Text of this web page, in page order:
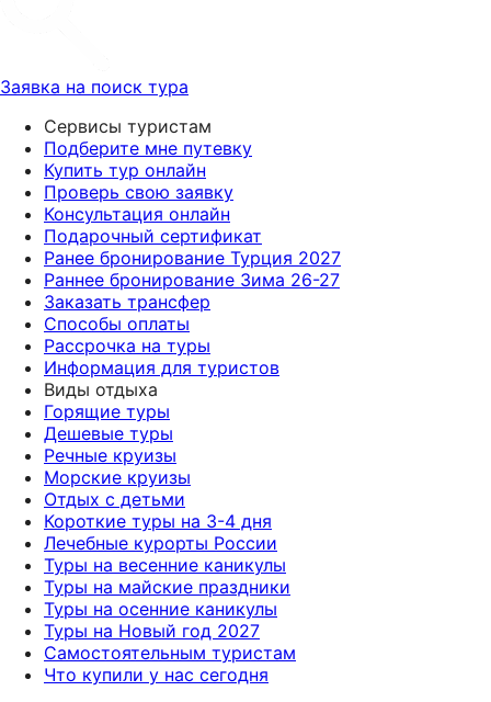
Заявка на поиск тура
Сервисы туристам
Подберите мне путевку
Купить тур онлайн
Проверь свою заявку
Консультация онлайн
Подарочный сертификат
Ранее бронирование Турция 2027
Раннее бронирование Зима 26-27
Заказать трансфер
Способы оплаты
Рассрочка на туры
Информация для туристов
Виды отдыха
Горящие туры
Дешевые туры
Речные круизы
Морские круизы
Отдых с детьми
Короткие туры на 3-4 дня
Лечебные курорты России
Туры на весенние каникулы
Туры на майские праздники
Туры на осенние каникулы
Туры на Новый год 2027
Самостоятельным туристам
Что купили у нас сегодня